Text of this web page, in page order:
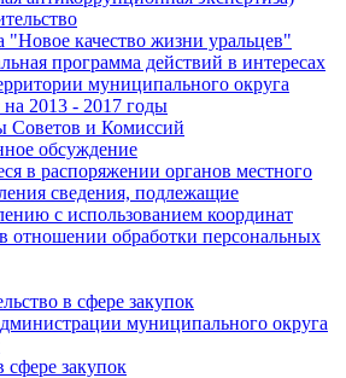
"Новое качество жизни уральцев"
программа действий в интересах
муниципального округа
2013 - 2017 годы
Советов и Комиссий
обсуждение
в распоряжении органов местного
сведения, подлежащие
с использованием координат
отношении обработки персональных
в сфере закупок
муниципального округа
сфере закупок